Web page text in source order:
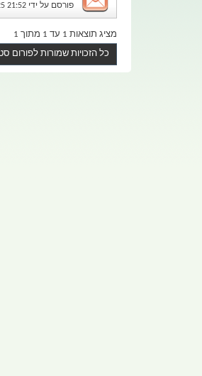
פורסם על ידי 21:52
מציג תוצאות 1 עד 1 מתוך 1
כל הזכויות שמורות לפורום